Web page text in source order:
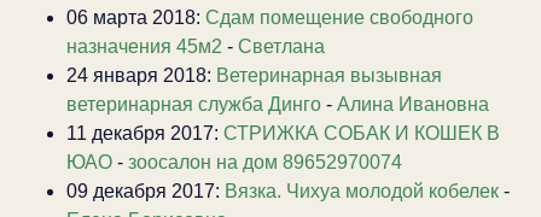
06 марта 2018: Сдам помещение свободного
назначения 45м2 - Светлана
24 января 2018: Ветеринарная вызывная
ветеринарная служба Динго - Алина Ивановна
11 декабря 2017: СТРИЖКА СОБАК И КОШЕК В
ЮАО - зоосалон на дом 89652970074
09 декабря 2017: Вязка. Чихуа молодой кобелек -